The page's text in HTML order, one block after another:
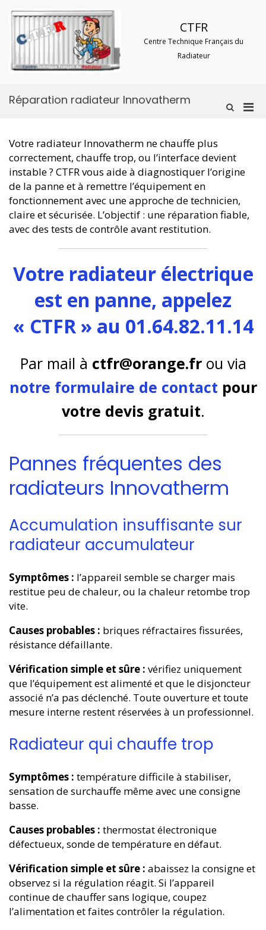
CTFR
Centre Technique Français du
Radiateur
Afficher
Réparation radiateur Innovatherm
Votre radiateur Innovatherm ne chauffe plus
correctement, chauffe trop, ou l’interface devient
instable ? CTFR vous aide à diagnostiquer l’origine
de la panne et à remettre l’équipement en
fonctionnement avec une approche de technicien,
claire et sécurisée. L’objectif : une réparation fiable,
avec des tests de contrôle avant restitution.
Votre radiateur électrique
est en panne, appelez
« CTFR » au 01.64.82.11.14
Par mail à ctfr@orange.frou via
notre formulaire de contact pour
votre devis gratuit.
Pannes fréquentes des
radiateurs Innovatherm
Accumulation insuffisante sur
radiateur accumulateur
Symptômes : l’appareil semble se charger mais
restitue peu de chaleur, ou la chaleur retombe trop
vite.
Causes probables : briques réfractaires fissurées,
résistance défaillante.
Vérification simple et sûre : vérifiez uniquement
que l’équipement est alimenté et que le disjoncteur
associé n’a pas déclenché. Toute ouverture et toute
mesure interne restent réservées à un professionnel.
Radiateur qui chauffe trop
Symptômes : température difficile à stabiliser,
sensation de surchauffe même avec une consigne
basse.
Causes probables : thermostat électronique
défectueux, sonde de température en défaut.
Vérification simple et sûre : abaissez la consigne et
observez si la régulation réagit. Si l’appareil
continue de chauffer sans logique, coupez
l’alimentation et faites contrôler la régulation.